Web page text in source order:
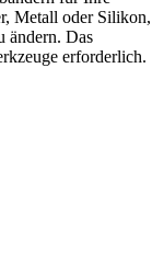
Metall oder Silikon,
ändern. Das
erforderlich.